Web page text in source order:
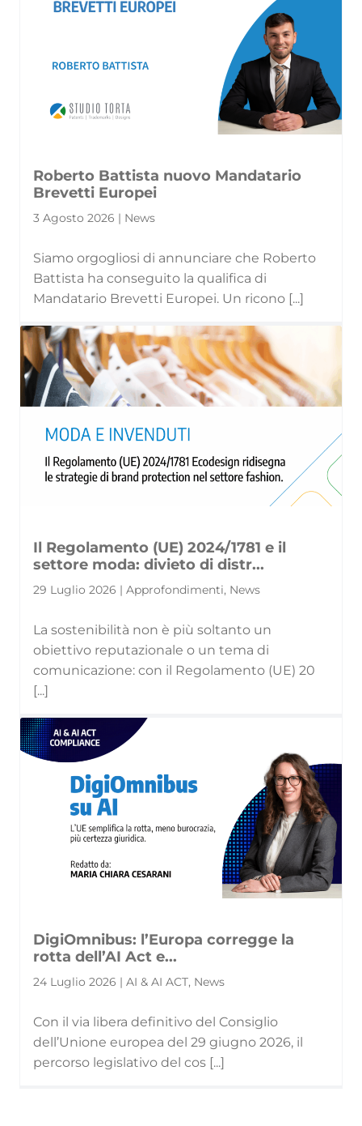
Roberto Battista nuovo Mandatario
Brevetti Europei
3 Agosto 2026 | News
Siamo orgogliosi di annunciare che Roberto
Battista ha conseguito la qualifica di
Mandatario Brevetti Europei. Un ricono [...]
Il Regolamento (UE) 2024/1781 e il
settore moda: divieto di distr...
29 Luglio 2026 | Approfondimenti, News
La sostenibilità non è più soltanto un
obiettivo reputazionale o un tema di
comunicazione: con il Regolamento (UE) 20
[...]
DigiOmnibus: l’Europa corregge la
rotta dell’AI Act e...
24 Luglio 2026 | AI & AI ACT, News
Con il via libera definitivo del Consiglio
dell’Unione europea del 29 giugno 2026, il
percorso legislativo del cos [...]